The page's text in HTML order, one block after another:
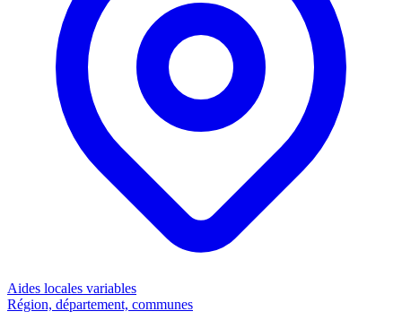
Aides locales variables
Région, département, communes